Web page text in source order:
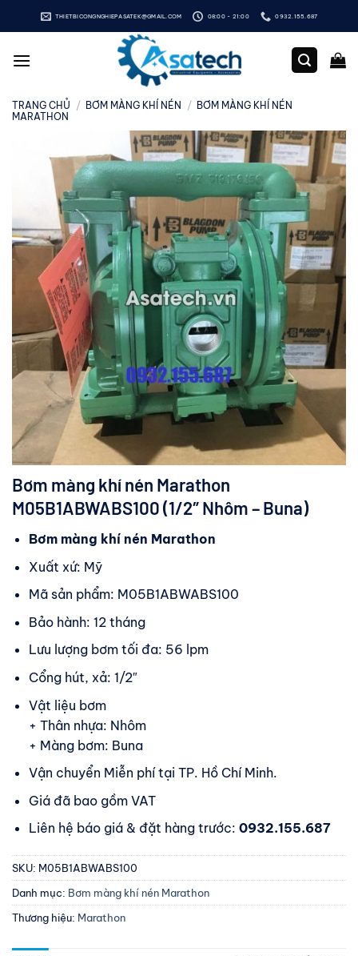
qua
dung
THIETBICONGNGHIEPASATEK@GMAIL.COM 08:00 - 21:00 0932.155.687
TRANG CHỦ / BƠM MÀNG KHÍ NÉN / BƠM MÀNG KHÍ NÉN
MARATHON
Bơm màng khí nén Marathon
M05B1ABWABS100 (1/2″ Nhôm – Buna)
Bơm màng khí nén Marathon
Xuất xứ: Mỹ
Mã sản phẩm: M05B1ABWABS100
Bảo hành: 12 tháng
Lưu lượng bơm tối đa: 56 lpm
Cổng hút, xả: 1/2″
Vật liệu bơm
+ Thân nhựa: Nhôm
+ Màng bơm: Buna
Vận chuyển Miễn phí tại TP. Hồ Chí Minh.
Giá đã bao gồm VAT
Liên hệ báo giá & đặt hàng trước: 0932.155.687
SKU: M05B1ABWABS100
Danh mục: Bơm màng khí nén Marathon
Thương hiệu: Marathon